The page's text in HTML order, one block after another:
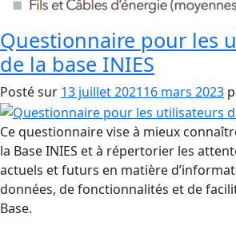
Questionnaire pour les
de la base INIES
Posté sur 13 juillet 202116 mars 2023
Ce questionnaire vise à mieux
la Base INIES et à répertorier les
actuels et futurs en matière
données, de fonctionnalités et de
Base.